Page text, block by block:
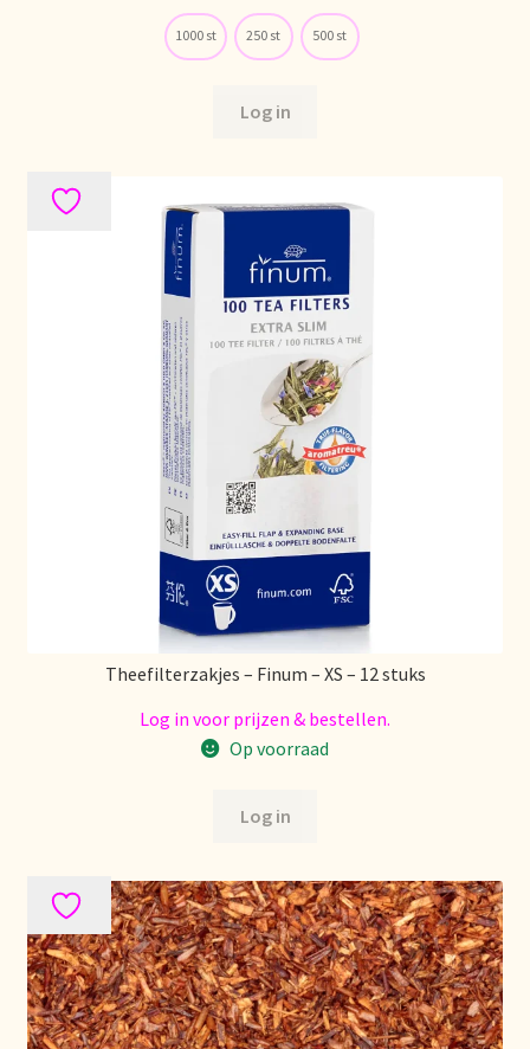
Product range
Questions relatives aux stocks
Retouren en garantie
Retours et garantie
Returns and warranty
Rücksendungen und Garantie
Sécurité alimentaire
Shipping and delivery
Surtido
Terms and Conditions
Über uns
1000 st 250 st 500 st
Log in
Theefilterzakjes – Finum – XS – 12 stuks
Log in voor prijzen & bestellen.
Op voorraad
Log in